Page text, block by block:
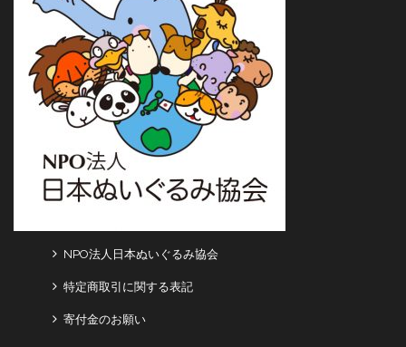
NPO法人日本ぬいぐるみ協会
特定商取引に関する表記
寄付金のお願い